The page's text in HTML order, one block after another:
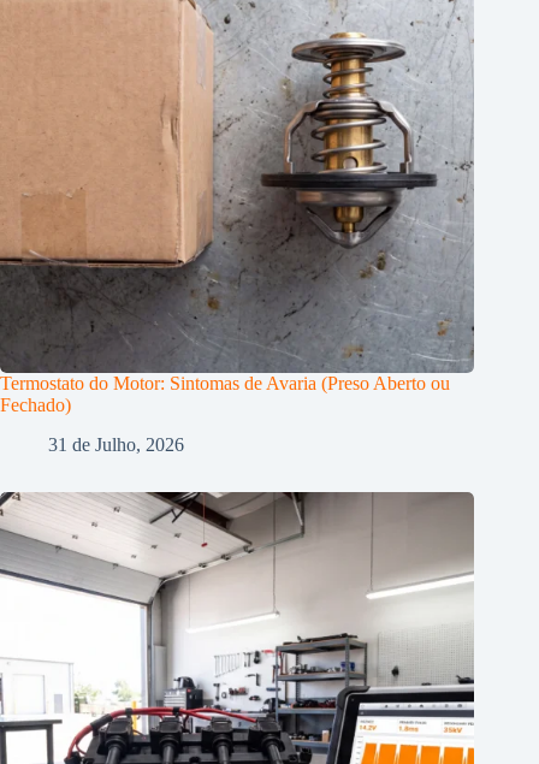
Termostato do Motor: Sintomas de Avaria (Preso Aberto ou
Fechado)
31 de Julho, 2026